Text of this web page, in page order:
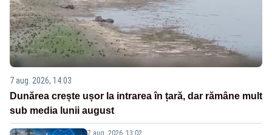
7 aug. 2026, 14:03
Dunărea crește ușor la intrarea în țară, dar rămâne mult
sub media lunii august
7 aug. 2026, 13:02